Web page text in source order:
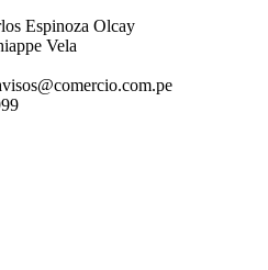
Espinoza Olcay
Vela